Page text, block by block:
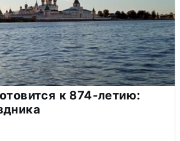
к 874-летию: